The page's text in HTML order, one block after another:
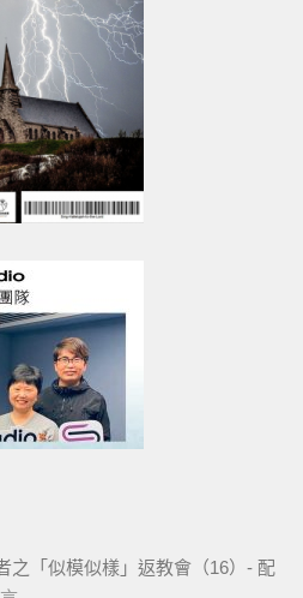
之「似模似樣」返教會（16）- 配